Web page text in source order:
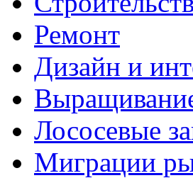
Ремонт
Дизайн и
Лососевые
Миграции